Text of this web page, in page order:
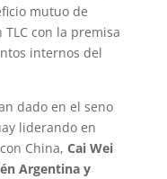
mutuo de
con la premisa
internos del
dado en el seno
liderando en
China, Cai Wei
Argentina y